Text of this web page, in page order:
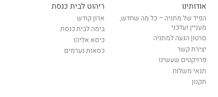
אודותינו
הפיד של מתניה – כל מה שחדש,
מעניין ועדכני
סרטון הגעה למתניה
יצירת קשר
פרויקטים שעשינו
תנאי משלוח
תקנון
ריהוט לבית כנסת
ארון קודש
בימה לבית כנסת
כיסא אליהו
כסאות נערמים